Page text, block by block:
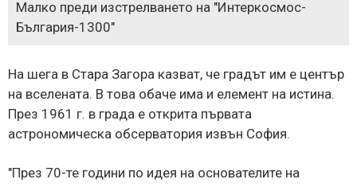
Малко преди изстрелването на "Интеркосмос-
България-1300"
На шега в Стара Загора казват, че градът им е център
на вселената. В това обаче има и елемент на истина.
През 1961 г. в града е открита първата
астрономическа обсерватория извън София.
"През 70-те години по идея на основателите на